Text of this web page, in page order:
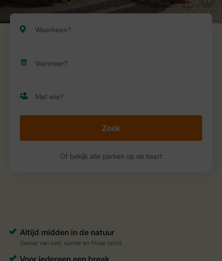
Zoek
Of bekijk alle parken op de kaart